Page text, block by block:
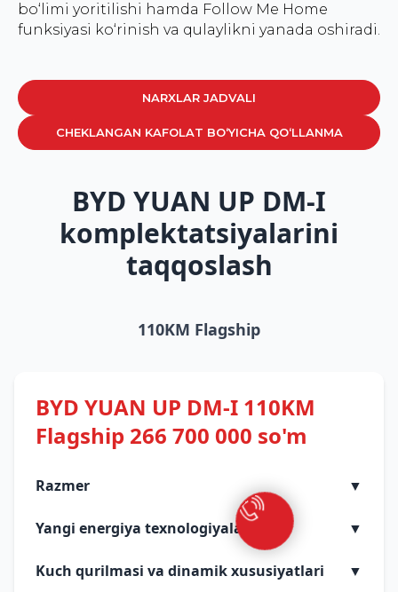
bo‘limi yoritilishi hamda Follow Me Home
funksiyasi ko‘rinish va qulaylikni yanada oshiradi.
NARXLAR JADVALI
CHEKLANGAN KAFOLAT BO‘YICHA QO‘LLANMA
BYD YUAN UP DM-I
komplektatsiyalarini
taqqoslash
110KM Flagship
BYD YUAN UP DM-I 110KM
Flagship 266 700 000 so'm
Razmer ▼
Yangi energiya texnologiyalari ▼
Kuch qurilmasi va dinamik xususiyatlari ▼